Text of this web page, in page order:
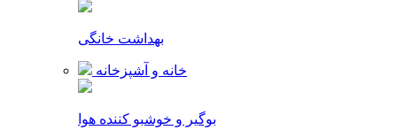
بهداشت خانگی
خانه و آشپزخانه
بوگیر و خوشبو کننده هوا